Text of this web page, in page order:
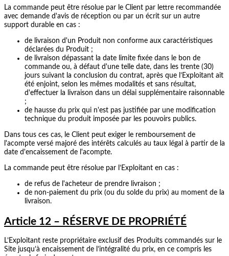
La commande peut être résolue par le Client par lettre recommandée
avec demande d'avis de réception ou par un écrit sur un autre
support durable en cas :
de livraison d'un Produit non conforme aux caractéristiques
déclarées du Produit ;
de livraison dépassant la date limite fixée dans le bon de
commande ou, à défaut d'une telle date, dans les trente (30)
jours suivant la conclusion du contrat, après que l’Exploitant ait
été enjoint, selon les mêmes modalités et sans résultat,
d'effectuer la livraison dans un délai supplémentaire raisonnable
;
de hausse du prix qui n'est pas justifiée par une modification
technique du produit imposée par les pouvoirs publics.
Dans tous ces cas, le Client peut exiger le remboursement de
l'acompte versé majoré des intérêts calculés au taux légal à partir de la
date d'encaissement de l'acompte.
La commande peut être résolue par l’Exploitant en cas :
de refus de l'acheteur de prendre livraison ;
de non-paiement du prix (ou du solde du prix) au moment de la
livraison.
Article 12 – RÉSERVE DE PROPRIÉTÉ
L’Exploitant reste propriétaire exclusif des Produits commandés sur le
Site jusqu’à encaissement de l’intégralité du prix, en ce compris les